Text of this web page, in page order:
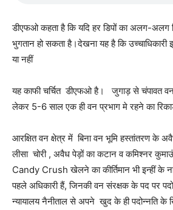
डीएफओ कहता है कि यदि हर डिपों का अलग-अलग
भुगतान हो सकता है।देखना यह है कि उच्चाधिकारी
या नहीं
यह काफी चर्चित डीएफओ है। जुगाड़ से चंपावत वन
लेकर 5-6 साल एक ही वन प्रभाग मे रहने का
आरक्षित वन क्षेत्र में बिना वन भूमि हस्तांतरण के
लीसा चोरी , अवैध पेड़ों का कटान व कमिश्नर
Candy Crush खेलने का कीर्तिमान भी इन्हीं के
पहले अधिकारी हैं, जिनकी वन संरक्षक के पद पर
न्यायालय नैनीताल से अपने खुद के ही पदोन्नति के